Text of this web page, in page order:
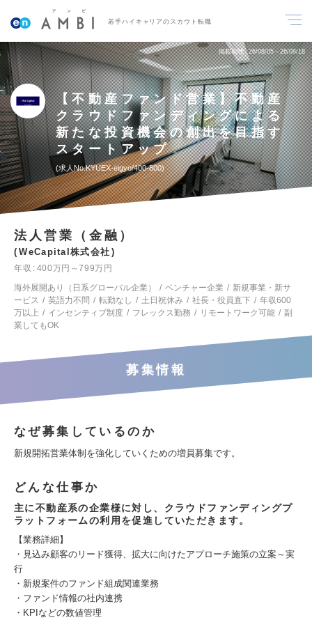
若手ハイキャリアのスカウト転職
掲載期間 26/08/05～26/08/18
【不動産ファンド営業】不動産
クラウドファンディングによる
新たな投資機会の創出を目指す
スタートアップ
求人No.KYUEX-eigyo/400-800
法人営業（金融）
WeCapital株式会社
年収
400万円～799万円
海外展開あり（日系グローバル企業）
ベンチャー企業
新規事業・新サ
ービス
英語力不問 転勤なし 土日祝休み 社長・役員直下
年収600
万以上
インセンティブ制度 フレックス勤務 リモートワーク可能
副
業してもOK
募集情報
なぜ募集しているのか
新規開拓営業体制を強化していくための増員募集です。
どんな仕事か
主に不動産系の企業様に対し、クラウドファンディングプ
ラットフォームの利用を促進していただきます。
【業務詳細】
・見込み顧客のリード獲得、拡大に向けたアプローチ施策の立案～実
行
・新規案件のファンド組成関連業務
・ファンド情報の社内連携
・KPIなどの数値管理